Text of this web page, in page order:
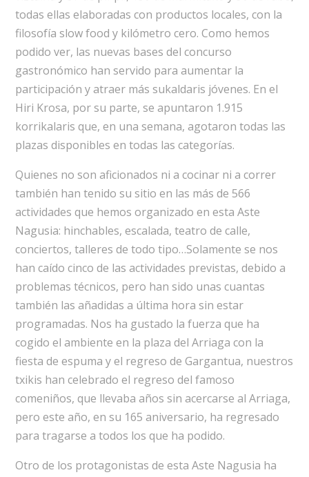
todas ellas elaboradas con productos locales, con la
filosofía slow food y kilómetro cero. Como hemos
podido ver, las nuevas bases del concurso
gastronómico han servido para aumentar la
participación y atraer más sukaldaris jóvenes. En el
Hiri Krosa, por su parte, se apuntaron 1.915
korrikalaris que, en una semana, agotaron todas las
plazas disponibles en todas las categorías.
Quienes no son aficionados ni a cocinar ni a correr
también han tenido su sitio en las más de 566
actividades que hemos organizado en esta Aste
Nagusia: hinchables, escalada, teatro de calle,
conciertos, talleres de todo tipo…Solamente se nos
han caído cinco de las actividades previstas, debido a
problemas técnicos, pero han sido unas cuantas
también las añadidas a última hora sin estar
programadas. Nos ha gustado la fuerza que ha
cogido el ambiente en la plaza del Arriaga con la
fiesta de espuma y el regreso de Gargantua, nuestros
txikis han celebrado el regreso del famoso
comeniños, que llevaba años sin acercarse al Arriaga,
pero este año, en su 165 aniversario, ha regresado
para tragarse a todos los que ha podido.
Otro de los protagonistas de esta Aste Nagusia ha